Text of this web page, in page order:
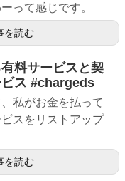
って感じです。
を読む
料サービスと契
ス #chargeds
私がお金を払って
スをリストアップ
を読む